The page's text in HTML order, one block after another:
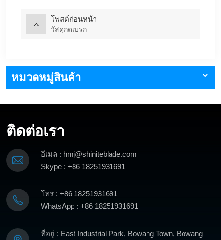
โพสต์ก่อนหน้า
วัสดุกดเบรก
หมวดหมู่สินค้า
ติดต่อเรา
อีเมล : hmj@shiniteblade.com
Skype : +86 18251931691
โทร : +86 18251931691
WhatsApp : +86 18251931691
ที่อยู่ : East Industrial Park, Bowang Town, Bowang